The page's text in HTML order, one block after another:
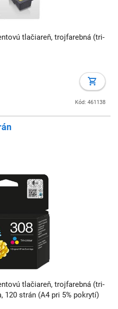
tlačiareň, trojfarebná (tri-
Kód: 461138
tlačiareň, trojfarebná (tri-
120 strán (A4 pri 5% pokrytí)